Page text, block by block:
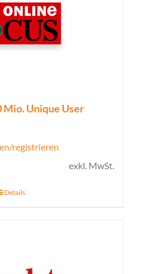
Mio. Unique User
registrieren
exkl. MwSt.
Details